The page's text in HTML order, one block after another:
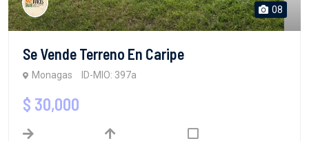
08
Se Vende Terreno En Caripe
Monagas ID-MIO: 397a
$ 30,000